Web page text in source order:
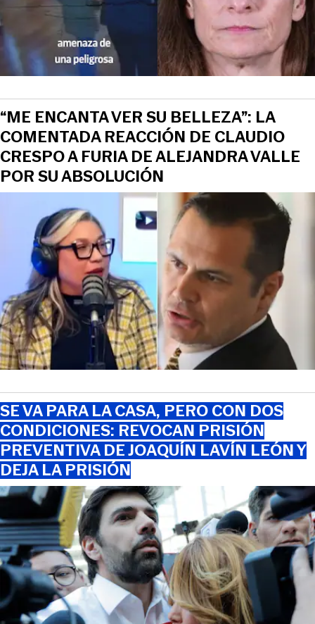
“ME ENCANTA VER SU BELLEZA”: LA
COMENTADA REACCIÓN DE CLAUDIO
CRESPO A FURIA DE ALEJANDRA VALLE
POR SU ABSOLUCIÓN
SE VA PARA LA CASA, PERO CON DOS
CONDICIONES: REVOCAN PRISIÓN
PREVENTIVA DE JOAQUÍN LAVÍN LEÓN Y
DEJA LA PRISIÓN